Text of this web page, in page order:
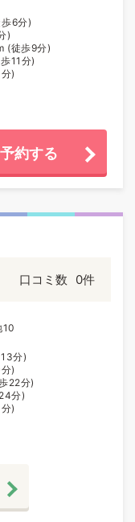
6分)
)
(徒歩9分)
11分)
)
予約する
口コミ数 0件
10
分)
)
22分)
分)
)